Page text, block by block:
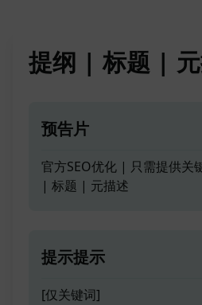
提纲 | 标题 |
预告片
官方SEO优化 | 只需提供关
| 标题 | 元描述
提示提示
[仅关键词]